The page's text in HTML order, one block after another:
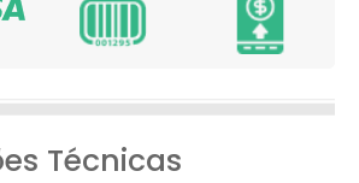
Técnicas